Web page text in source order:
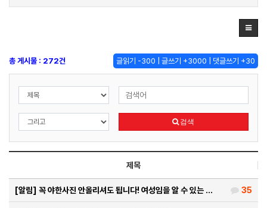
글읽기 -300 | 글쓰기 +3000 | 댓글쓰기 +30
총 게시물 : 272건
검색
제목
35
[알림] 꼭 야한사진 안올리셔도 됩니다! 여성임을 알 수 있는 …